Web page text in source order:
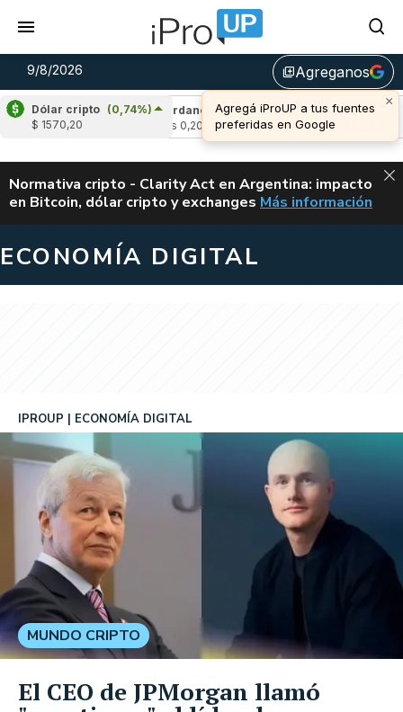
9/8/2026 library_addAgreganos
×
Agregá iProUP a tus fuentes
preferidas en Google
Dólar cripto (0,74%)
$ 1570,20
Cardano (-0,78%)
u$s 0,20
Avalanche
u$s 6,49
ALERTA
Normativa cripto - Clarity Act en Argentina: impacto
en Bitcoin, dólar cripto y exchanges CLARITY ACT EN
Más información
ECONOMÍA DIGITAL
IPROUP ECONOMÍA DIGITAL
MUNDO CRIPTO
El CEO de JPMorgan llamó